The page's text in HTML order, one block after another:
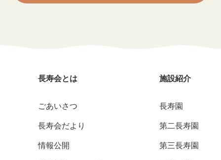
長寿会とは
ごあいさつ
長寿会だより
情報公開
施設紹介
長寿園
第二長寿園
第三長寿園